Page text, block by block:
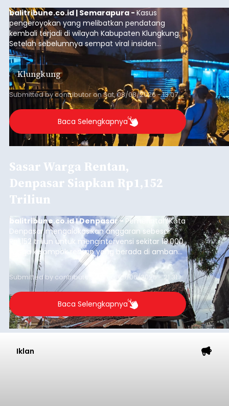
balitribune.co.id | Semarapura -Kasus
pengeroyokan yang melibatkan pendatang
kembali terjadi di wilayah Kabupaten Klungkung.
Setelah sebelumnya sempat viral insiden
keributan di barat Pasar Galiran, peristiwa serupa
kini menimpa seorang pemuda asal Kabupaten
Sumba Barat Daya (SBD), Nusa Tenggara Timur
(NTT).
Klungkung
Submitted bycontributoronSat, 08/08/2026 - 13:07
Baca Selengkapnya
Sasar Warga Rentan,
Denpasar Siapkan Rp1,152
Triliun
balitribune.co.id I Denpasar - Pemerintah Kota
Denpasar mengalokasikan anggaran sebesar
Rp1,152 triliun untuk mengintervensi sekitar 18.000
warga kelompok rentan yang berada di ambang
garis kemiskinan. Langkah strategis ini diambil
guna menjaga masyarakat yang berada pada
kelompok desil 5 dan 6 tersebut agar tidak
merosot ke kategori miskin.
Submitted by contributor Thu, 08/06/2026 - 21:31
Baca Selengkapnya
Iklan